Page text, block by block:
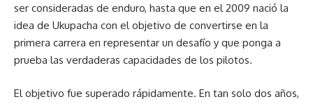
ser consideradas de enduro, hasta que en el 2009 nació la
idea de Ukupacha con el objetivo de convertirse en la
primera carrera en representar un desafío y que ponga a
prueba las verdaderas capacidades de los pilotos.
El objetivo fue superado rápidamente. En tan solo dos años,